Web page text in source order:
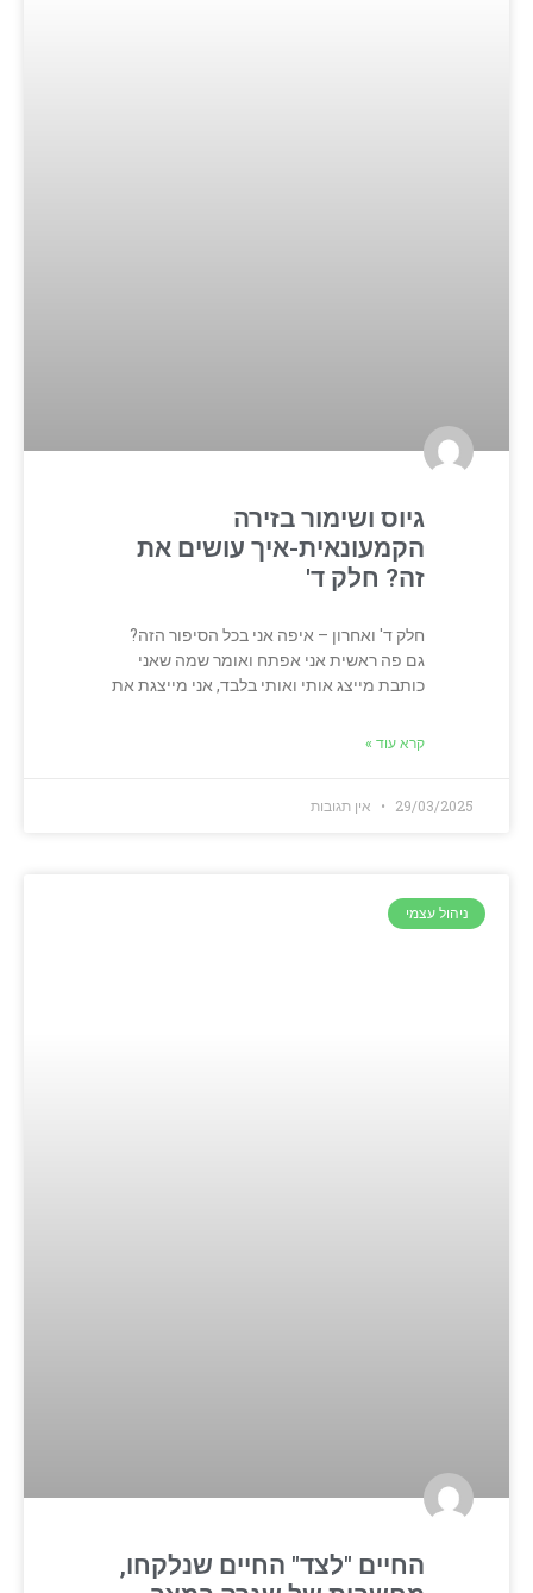
גיוס ושימור בזירה
הקמעונאית-איך עושים את
זה? חלק ד'
חלק ד' ואחרון – איפה אני בכל הסיפור הזה?
גם פה ראשית אני אפתח ואומר שמה שאני
כותבת מייצג אותי ואותי בלבד, אני מייצגת את
קרא עוד »
29/03/2025 אין תגובות
ניהול עצמי
החיים "לצד" החיים שנלקחו,